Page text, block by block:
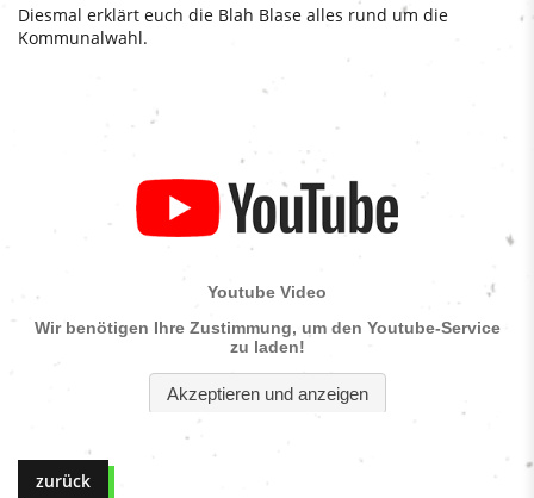
Diesmal erklärt euch die Blah Blase alles rund um die
Kommunalwahl.
zurück